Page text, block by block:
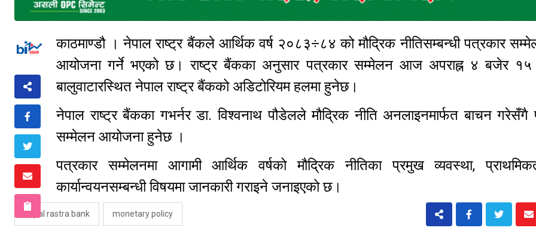
काठमाण्डौ । नेपाल राष्ट्र बैंकले आर्थिक वर्ष २०८३÷८४ को मौद्रिक नीतिसम्बन्धी पत्रकार
आयोजना गर्ने भएको छ। राष्ट्र बैंकका अनुसार पत्रकार सम्मेलन आज अपराह्न ४ बजेर १५
बालुवाटारस्थित नेपाल राष्ट्र बैंकको अडिटोरियम हलमा हुनेछ।
नेपाल राष्ट्र बैंकका गभर्नर डा. विश्वनाथ पौडेलले मौद्रिक नीति अनलाइनमार्फत बाचन गरेसँगै
सम्मेलन आयोजना हुनेछ ।
पत्रकार सम्मेलनमा आगामी आर्थिक वर्षको मौद्रिक नीतिका प्रमुख व्यवस्था,
कार्यान्वयनसम्बन्धी विषयमा जानकारी गराइने जनाइएको छ।
nepal rastra bank monetary policy